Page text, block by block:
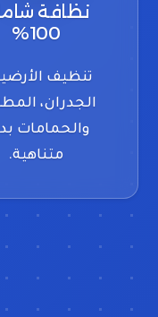
نظافة
100%
تنظيف
الجدران،
والحمامات
متناهية.